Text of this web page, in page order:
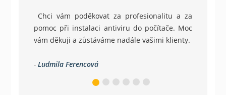
Chci vám poděkovat za profesionalitu a za
pomoc při instalaci antiviru do počítače. Moc
vám děkuji a zůstáváme nadále vašimi klienty.
- Ludmila Ferencová